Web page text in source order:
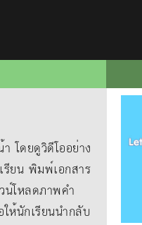
ดยดูวิดีโออย่าง
รียน พิมพ์เอกสาร
น์โหลดภาพคํา
ห้นักเรียนนํากลับ